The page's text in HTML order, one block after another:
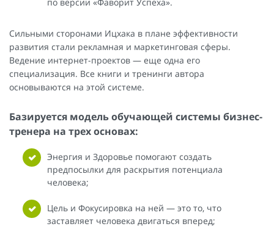
Сильными сторонами Ицхака в плане эффективности
развития стали рекламная и маркетинговая сферы.
Ведение интернет-проектов — еще одна его
специализация. Все книги и тренинги автора
основываются на этой системе.
Базируется модель обучающей системы бизнес-
тренера на трех основах:
Энергия и Здоровье помогают создать
предпосылки для раскрытия потенциала
человека;
Цель и Фокусировка на ней — это то, что
заставляет человека двигаться вперед;